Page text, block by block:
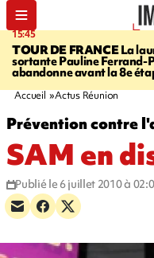
15:45
TOUR DE FRANCELa
sortante Pauline Ferrand-
abandonne avant la 8e
Accueil Actus Réunion
Prévention contre
SAM en
Publié le 6 juillet 2010 à